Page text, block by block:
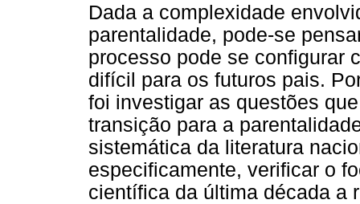
Dada a complexidade
parentalidade, pode-se
processo pode se configurar
difícil para os futuros pais.
foi investigar as questões
transição para a
sistemática da literatura
especificamente, verificar o
científica da última década a